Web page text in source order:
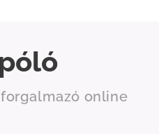
online